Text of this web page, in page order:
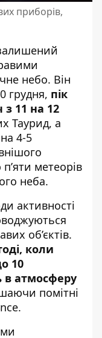
приборів,
небо. Він
грудня, пік
з 11 на 12
Таурид, а
4-5
метеорів
неба.
активності
об’єктів.
коли
10
в атмосферу
помітні
.